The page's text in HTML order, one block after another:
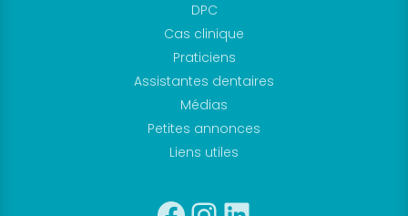
DPC
Cas clinique
Praticiens
Assistantes dentaires
Médias
Petites annonces
Liens utiles
Facebook
Instagram